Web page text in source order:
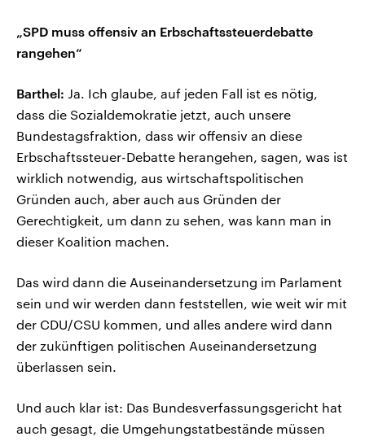
„SPD muss offensiv an Erbschaftssteuerdebatte
rangehen“
Barthel: Ja. Ich glaube, auf jeden Fall ist es nötig,
dass die Sozialdemokratie jetzt, auch unsere
Bundestagsfraktion, dass wir offensiv an diese
Erbschaftssteuer-Debatte herangehen, sagen, was ist
wirklich notwendig, aus wirtschaftspolitischen
Gründen auch, aber auch aus Gründen der
Gerechtigkeit, um dann zu sehen, was kann man in
dieser Koalition machen.
Das wird dann die Auseinandersetzung im Parlament
sein und wir werden dann feststellen, wie weit wir mit
der CDU/CSU kommen, und alles andere wird dann
der zukünftigen politischen Auseinandersetzung
überlassen sein.
Und auch klar ist: Das Bundesverfassungsgericht hat
auch gesagt, die Umgehungstatbestände müssen